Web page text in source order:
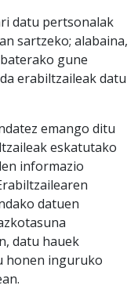
datu pertsonalak
sartzeko; alabaina,
gune
erabiltzaileak datu
emango ditu
eskatutako
informazio
datuen
datu hauek
honen inguruko